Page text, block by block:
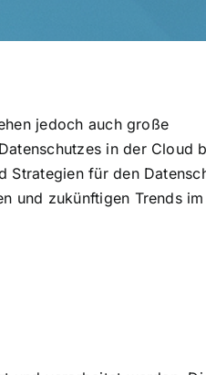
jedoch auch große
in der Cloud
Strategien für den
und zukünftigen Trends im